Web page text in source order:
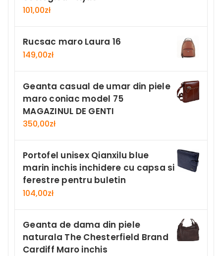
101,00zł
Rucsac maro Laura 16
149,00zł
Geanta casual de umar din piele
maro coniac model 75
MAGAZINUL DE GENTI
350,00zł
Portofel unisex Qianxilu blue
marin inchis inchidere cu capsa si
ferestre pentru buletin
104,00zł
Geanta de dama din piele
naturala The Chesterfield Brand
Cardiff Maro inchis